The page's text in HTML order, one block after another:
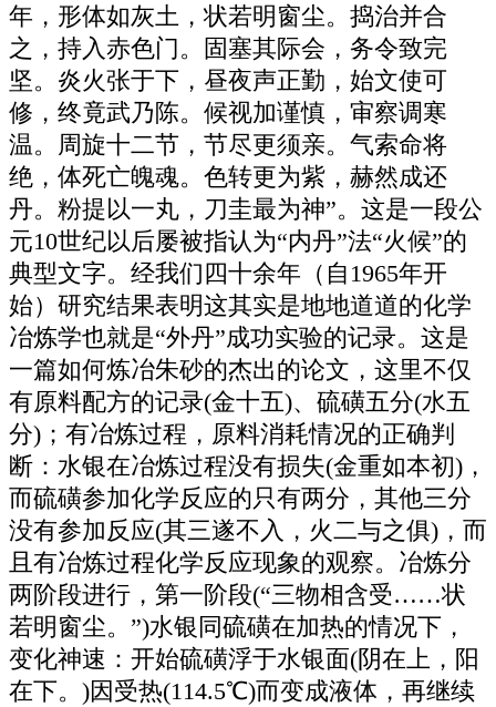
年，形体如灰土，状若明窗尘。捣治并合
之，持入赤色门。固塞其际会，务令致完
坚。炎火张于下，昼夜声正勤，始文使可
修，终竟武乃陈。候视加谨慎，审察调寒
温。周旋十二节，节尽更须亲。气索命将
绝，体死亡魄魂。色转更为紫，赫然成还
丹。粉提以一丸，刀圭最为神”。这是一段公
元10世纪以后屡被指认为“内丹”法“火候”的
典型文字。经我们四十余年（自1965年开
始）研究结果表明这其实是地地道道的化学
冶炼学也就是“外丹”成功实验的记录。这是
一篇如何炼冶朱砂的杰出的论文，这里不仅
有原料配方的记录(金十五)、硫磺五分(水五
分)；有冶炼过程，原料消耗情况的正确判
断：水银在冶炼过程没有损失(金重如本初)，
而硫磺参加化学反应的只有两分，其他三分
没有参加反应(其三遂不入，火二与之俱)，而
且有冶炼过程化学反应现象的观察。冶炼分
两阶段进行，第一阶段(“三物相含受……状
若明窗尘。”)水银同硫磺在加热的情况下，
变化神速：开始硫磺浮于水银面(阴在上，阳
在下。)因受热(114.5℃)而变成液体，再继续